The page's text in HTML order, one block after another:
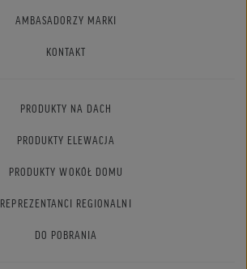
AMBASADORZY MARKI
KONTAKT
PRODUKTY NA DACH
PRODUKTY ELEWACJA
PRODUKTY WOKÓŁ DOMU
REPREZENTANCI REGIONALNI
DO POBRANIA